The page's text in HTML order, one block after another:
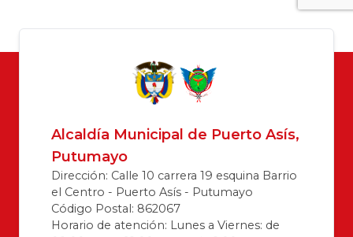
Alcaldía Municipal de Puerto Asís,
Putumayo
Dirección: Calle 10 carrera 19 esquina Barrio
el Centro - Puerto Asís - Putumayo
Código Postal: 862067
Horario de atención: Lunes a Viernes: de